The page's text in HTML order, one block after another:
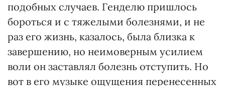
подобных случаев. Генделю пришлось
бороться и с тяжелыми болезнями, и не
раз его жизнь, казалось, была близка к
завершению, но неимоверным усилием
воли он заставлял болезнь отступить. Но
вот в его музыке ощущения перенесенных